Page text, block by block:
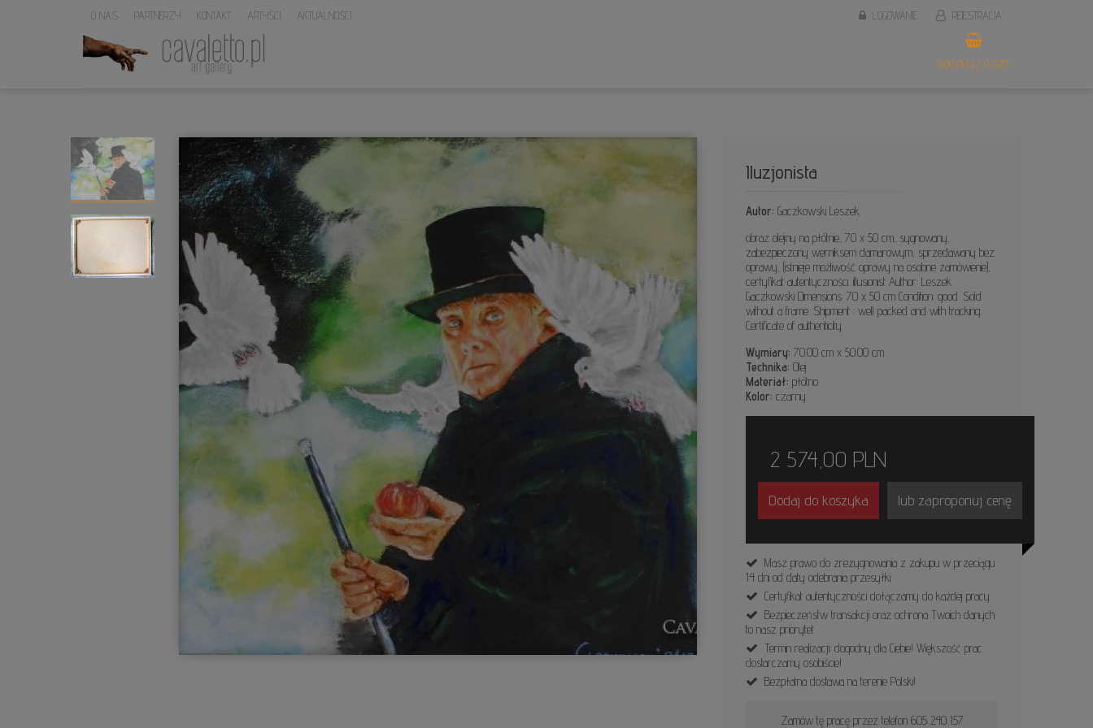
O NAS PARTNERZY KONTAKT ARTYŚCI AKTUALNOŚCI LOGOWANIE REJESTRACJA
0,00 PLN / 0 SZT.
Iluzjonista
Autor: Gaczkowski Leszek
obraz olejny na płótnie, 70 x 50 cm, sygnowany,
zabezpieczony werniksem damarowym, sprzedawany bez
oprawy, (istnieje możliwość oprawy na osobne zamówienie),
certyfikat autentyczności. illusionist Author: Leszek
Gaczkowski Dimensions: 70 x 50 cm Condition: good. Sold
without a frame. Shipment : well packed and with tracking.
Certificate of authenticity.
Wymiary: 70.00 cm x 50.00 cm
Technika: Olej
Materiał: płótno
Kolor: czarny
2 574,00 PLN
Dodaj do koszyka lub zaproponuj cenę
Masz prawo do zrezygnowania z zakupu w przeciągu
14 dni od daty odebrania przesyłki.
Certyfikat autentyczności dołączamy do każdej pracy.
Bezpieczeństw transakcji oraz ochrona Twoich danych
to nasz priorytet.
Termin realizacji: dogodny dla Ciebie! Większość prac
dostarczamy osobiście!
Bezpłatna dostawa na terenie Polski!
Zamów tę pracę przez telefon 605 240 157